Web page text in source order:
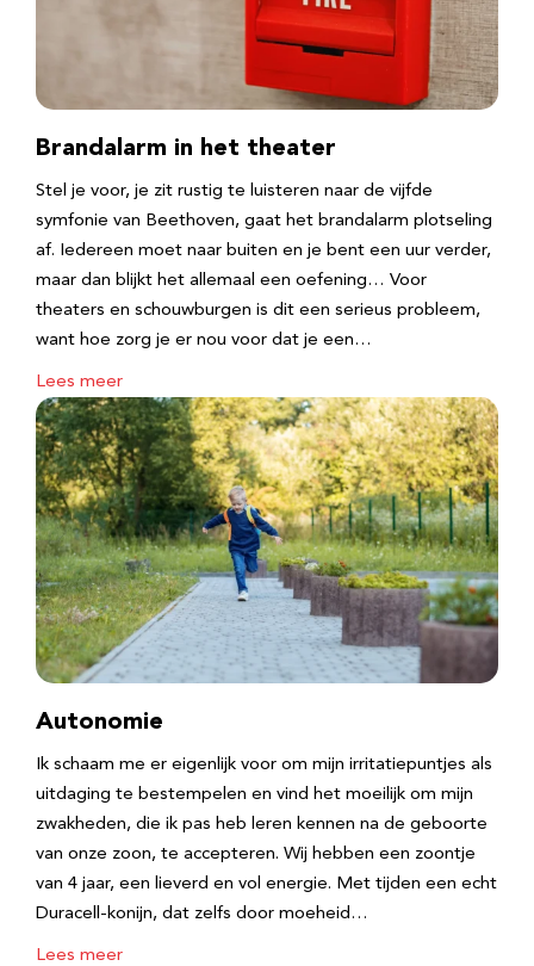
Brandalarm in het theater
Stel je voor, je zit rustig te luisteren naar de vijfde
symfonie van Beethoven, gaat het brandalarm plotseling
af. Iedereen moet naar buiten en je bent een uur verder,
maar dan blijkt het allemaal een oefening… Voor
theaters en schouwburgen is dit een serieus probleem,
want hoe zorg je er nou voor dat je een…
Lees meer
Autonomie
Ik schaam me er eigenlijk voor om mijn irritatiepuntjes als
uitdaging te bestempelen en vind het moeilijk om mijn
zwakheden, die ik pas heb leren kennen na de geboorte
van onze zoon, te accepteren. Wij hebben een zoontje
van 4 jaar, een lieverd en vol energie. Met tijden een echt
Duracell-konijn, dat zelfs door moeheid…
Lees meer